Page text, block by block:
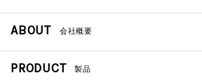
ABOUT 会社概要
PRODUCT 製品